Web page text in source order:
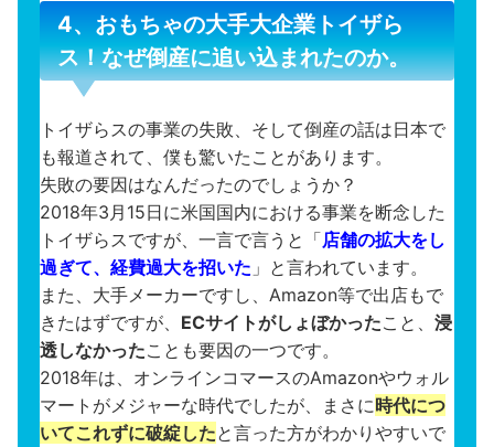
4、おもちゃの大手大企業トイザら
ス！なぜ倒産に追い込まれたのか。
トイザらスの事業の失敗、そして倒産の話は日本で
も報道されて、僕も驚いたことがあります。
失敗の要因はなんだったのでしょうか？
2018年3月15日に米国国内における事業を断念した
トイザらスですが、一言で言うと「店舗の拡大をし
過ぎて、経費過大を招いた 」と言われています。
また、大手メーカーですし、Amazon等で出店もで
きたはずですが、 ECサイトがしょぼかったこと、 浸
透しなかったことも要因の一つです。
2018年は、オンラインコマースのAmazonやウォル
マートがメジャーな時代でしたが、まさに時代につ
いてこれずに破綻したと言った方がわかりやすいで